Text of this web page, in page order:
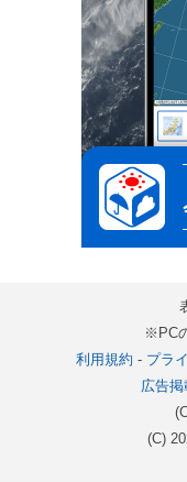
※PC
利用規約 - プラ
広告掲
(C)